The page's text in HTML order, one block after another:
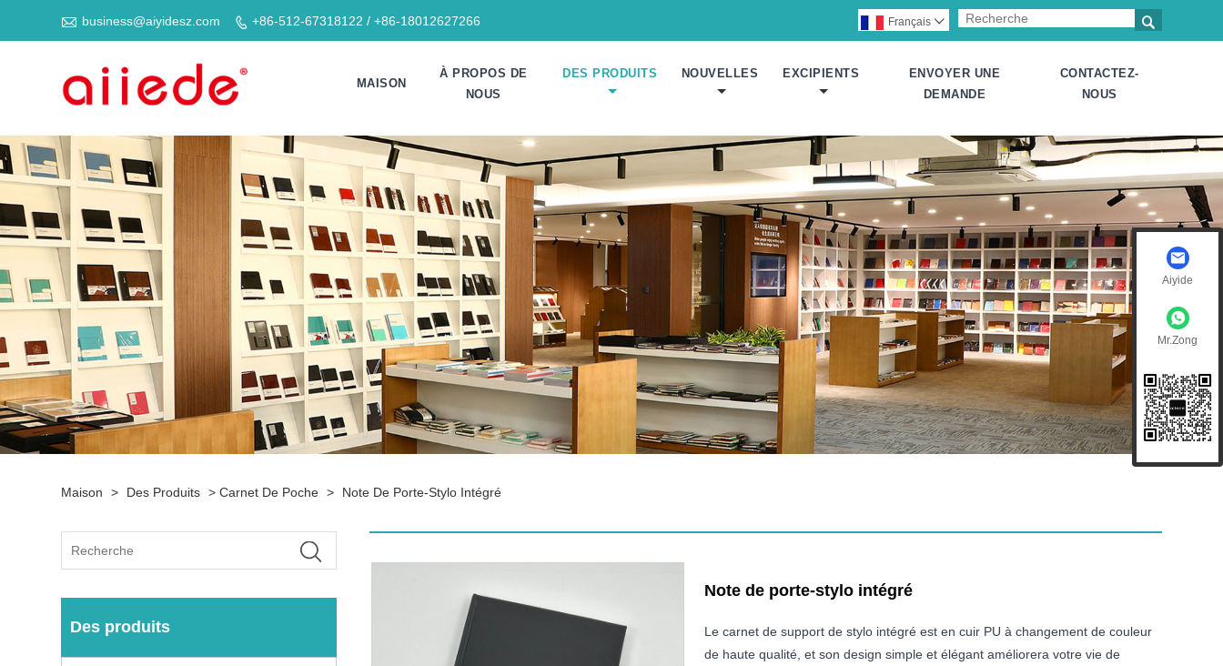
 business@aiyidesz.com  +86-512-67318122 / +86-18012627266 
Français 
MAISON
À PROPOS DE
NOUS
DES PRODUITS NOUVELLES EXCIPIENTS
ENVOYER UNE
DEMANDE
CONTACTEZ-
NOUS
Maison > Des Produits >Carnet De Poche > Note De Porte-Stylo Intégré
Des produits
Note de porte-stylo intégré
Le carnet de support de stylo intégré est en cuir PU à changement de couleur
de haute qualité, et son design simple et élégant améliorera votre vie de
Aiyide
Mr.Zong